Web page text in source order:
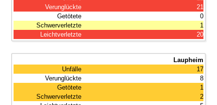
21
0
1
20
Laupheim
17
8
1
2